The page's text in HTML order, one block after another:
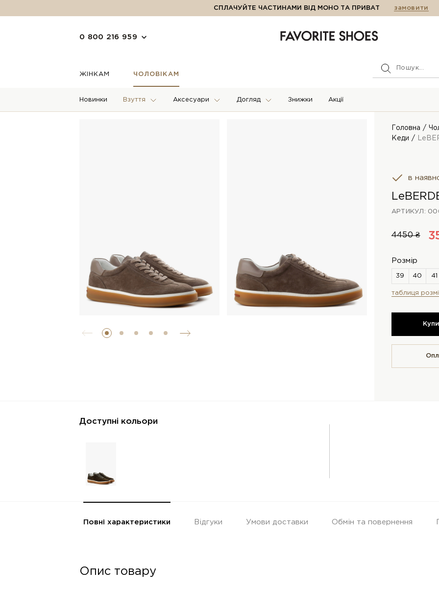
СПЛАЧУЙТЕ ЧАСТИНАМИ ВІД МОНО ТА ПРИВАТ замовити
0 800 216 959
ЖІНКАМ ЧОЛОВІКАМ
Новинки Взуття Аксесуари Догляд Знижки Акції
Головна
Кеди
в
АРТИКУЛ:
4450 ₴
Розмір
таблиця
Доступні кольори
Повні характеристики Відгуки Умови доставки Обмін та повернення
Опис товару